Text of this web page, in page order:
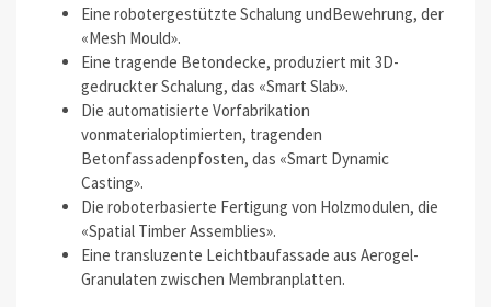
Eine robotergestützte Schalung undBewehrung, der
«Mesh Mould».
Eine tragende Betondecke, produziert mit 3D-
gedruckter Schalung, das «Smart Slab».
Die automatisierte Vorfabrikation
vonmaterialoptimierten, tragenden
Betonfassadenpfosten, das «Smart Dynamic
Casting».
Die roboterbasierte Fertigung von Holzmodulen, die
«Spatial Timber Assemblies».
Eine transluzente Leichtbaufassade aus Aerogel-
Granulaten zwischen Membranplatten.